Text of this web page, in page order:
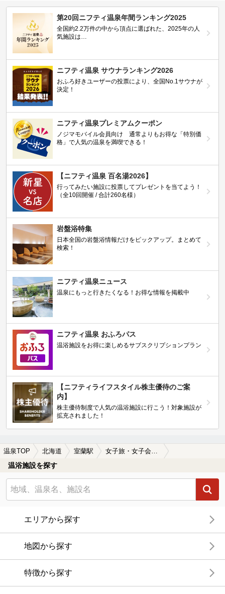
第20回ニフティ温泉年間ランキング2025
全国約2.2万件の中から頂点に選ばれた、2025年の人
気施設は…
ニフティ温泉 サウナランキング2026
おふろ好きユーザーの投票により、全国No.1サウナが
決定！
ニフティ温泉プレミアムクーポン
ノジマモバイル会員向け 通常よりもお得な「特別価
格」で人気の温泉を満喫できる！
【ニフティ温泉 百名湯2026】
行ってみたい施設に投票してプレゼントを当てよう！
（全10回開催 / 合計260名様）
岩盤浴特集
日本全国の岩盤浴情報だけをピックアップ。まとめて
検索！
ニフティ温泉ニュース
温泉にもっと行きたくなる！お得な情報を掲載中
ニフティ温泉 おふろパス
温浴施設をお得に楽しめるサブスクリプションプラン
【ニフティライフスタイル株主優待のご案
内】
株主優待制度で人気の温浴施設に行こう！対象施設が
拡充されました！
温泉TOP 北海道 室蘭駅
温浴施設を探す
エリアから探す
地図から探す
特徴から探す